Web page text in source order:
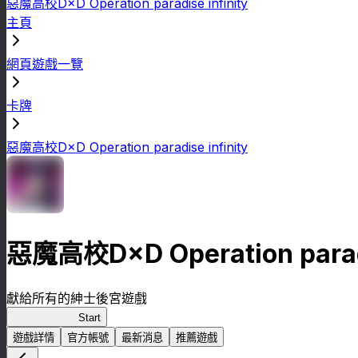
主頁
網頁遊戲一覽
卡牌
惡魔高校D×D Operation paradise infinity
惡魔高校D×D Operation
獻給所有的紳士後宮遊戲
Start
遊戲詳情
官方帳號 最新消息 推薦遊戲